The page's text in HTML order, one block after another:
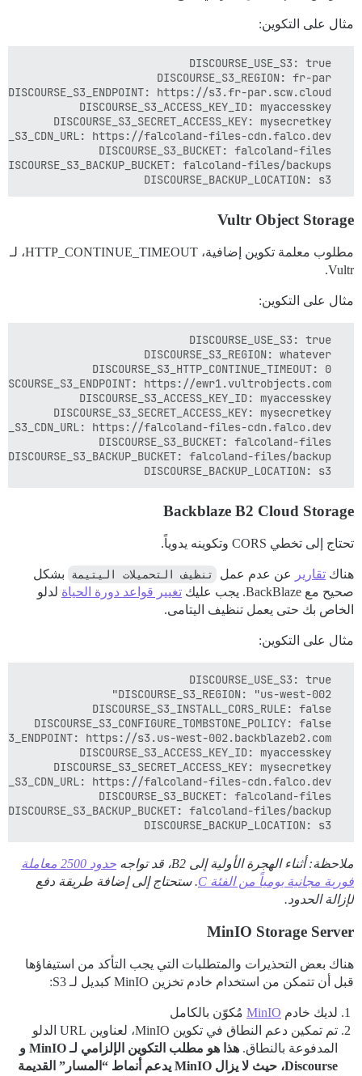
مثال على التكوين:
Vultr Object Storage
مطلوب معلمة تكوين إضافية، HTTP_CONTINUE_TIMEOUT، لـ
Vultr.
مثال على التكوين:
Backblaze B2 Cloud Storage
تحتاج إلى تخطي CORS وتكوينه يدوياً.
هناك تقارير عن عدم عمل تنظيف التحميلات اليتيمة بشكل
صحيح مع BackBlaze. يجب عليك
تغيير قواعد دورة الحياة لدلو
الخاص بك حتى يعمل تنظيف اليتامى.
مثال على التكوين:
ملاحظة: أثناء الهجرة الأولية إلى B2، قد تواجه
حدود 2500 معاملة
فورية مجانية يومياً من الفئة C
. ستحتاج إلى إضافة طريقة دفع
لإزالة الحدود.
MinIO Storage Server
هناك بعض التحذيرات والمتطلبات التي يجب التأكد من استيفاؤها
قبل أن تتمكن من استخدام خادم تخزين MinIO كبديل لـ S3:
لديك خادم MinIO مُكوّن بالكامل
تم تمكين دعم النطاق في تكوين MinIO، لعناوين URL الدلو
المدفوعة بالنطاق.
هذا هو مطلب التكوين الإلزامي لـ MinIO و
Discourse، حيث لا يزال MinIO يدعم أنماط “المسار” القديمة